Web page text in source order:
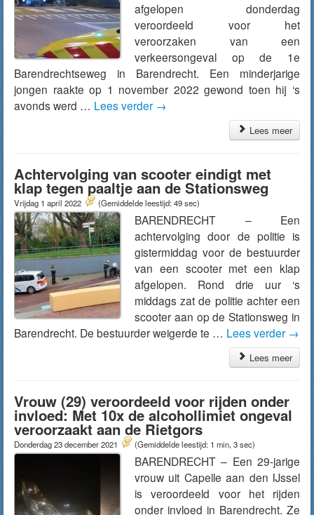
afgelopen donderdag
veroordeeld voor het
veroorzaken van een
verkeersongeval op de 1e
Barendrechtseweg in Barendrecht. Een minderjarige
jongen raakte op 1 november 2022 gewond toen hij ‘s
avonds werd … Lees verder →
Lees meer
Achtervolging van scooter eindigt met
klap tegen paaltje aan de Stationsweg
Vrijdag 1 april 2022 (Gemiddelde leestijd: 49 sec)
BARENDRECHT – Een
achtervolging door de politie is
gistermiddag voor de bestuurder
van een scooter met een klap
afgelopen. Rond drie uur ‘s
middags zat de politie achter een
scooter aan op de Stationsweg in
Barendrecht. De bestuurder weigerde te … Lees verder →
Lees meer
Vrouw (29) veroordeeld voor rijden onder
invloed: Met 10x de alcohollimiet ongeval
veroorzaakt aan de Rietgors
Donderdag 23 december 2021 (Gemiddelde leestijd: 1 min, 3 sec)
BARENDRECHT – Een 29-jarige
vrouw uit Capelle aan den IJssel
is veroordeeld voor het rijden
onder invloed in Barendrecht. Ze